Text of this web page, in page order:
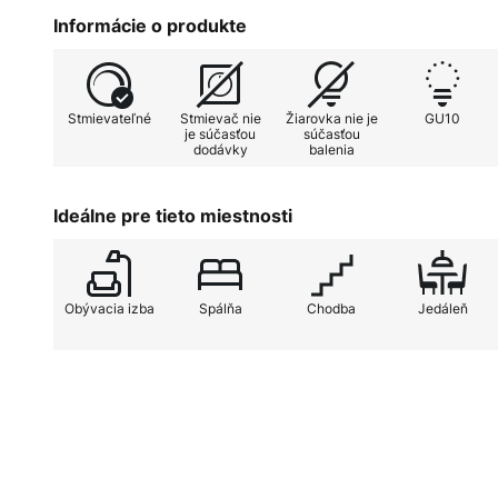
mnohých zariadení.
Informácie o produkte
Stmievateľné
Stmievač nie
je súčasťou
dodávky
Žiarovka nie je
súčasťou
balenia
GU10
Ideálne pre tieto miestnosti
Obývacia izba Spálňa Chodba Jedáleň